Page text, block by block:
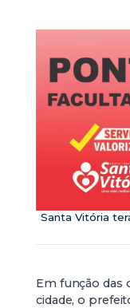
Santa Vitória
Em função das
cidade, o